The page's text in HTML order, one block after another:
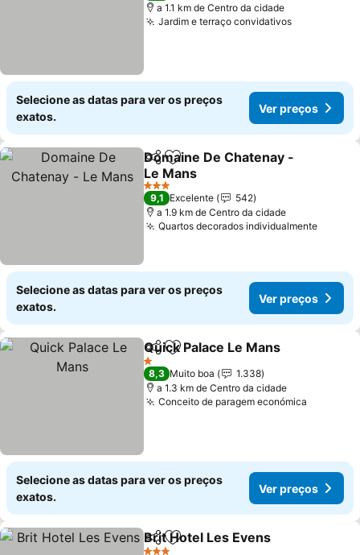
a 1.1 km de Centro da cidade
Jardim e terraço convidativosVer preços
Selecione as datas para ver os preços
exatos.
Ver preços
PartilharAdicionar aos favoritos
Domaine De Chatenay -
Le Mans
Ver preços
3 Estrelas
9,1 Excelente
542
a 1.9 km de Centro da cidade
Quartos decorados individualmenteVer
Selecione as datas para ver os preços
exatos.
Ver preços
PartilharAdicionar aos favoritos
Quick Palace Le Mans
1 Estrelas
8,3 Muito boa
1.338
a 1.3 km de Centro da cidade
Conceito de paragem económica
Selecione as datas para ver os preços
exatos.
Ver preços
PartilharAdicionar aos favoritos
Brit Hotel Les Evens